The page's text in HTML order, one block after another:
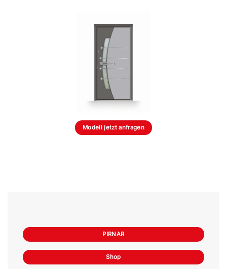
Modell jetzt anfragen
PIRNAR
Shop